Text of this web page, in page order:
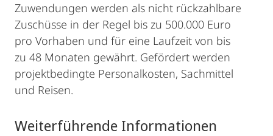
Zuwendungen werden als nicht rückzahlbare
Zuschüsse in der Regel bis zu 500.000 Euro
pro Vorhaben und für eine Laufzeit von bis
zu 48 Monaten gewährt. Gefördert werden
projektbedingte Personalkosten, Sachmittel
und Reisen.
Weiterführende Informationen